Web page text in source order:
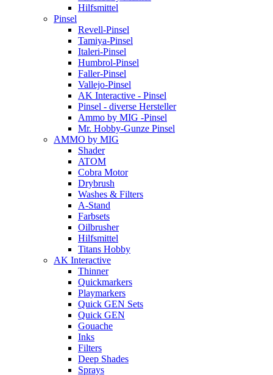
Hilfsmittel
Pinsel
Revell-Pinsel
Tamiya-Pinsel
Italeri-Pinsel
Humbrol-Pinsel
Faller-Pinsel
Vallejo-Pinsel
AK Interactive - Pinsel
Pinsel - diverse Hersteller
Ammo by MIG -Pinsel
Mr. Hobby-Gunze Pinsel
AMMO by MIG
Shader
ATOM
Cobra Motor
Drybrush
Washes & Filters
A-Stand
Farbsets
Oilbrusher
Hilfsmittel
Titans Hobby
AK Interactive
Thinner
Quickmarkers
Playmarkers
Quick GEN Sets
Quick GEN
Gouache
Inks
Filters
Deep Shades
Sprays